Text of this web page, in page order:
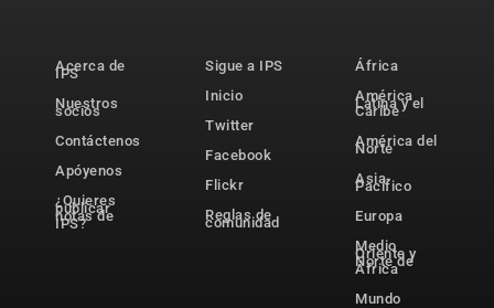
Acerca de
IPS
Nuestros
socios
Contáctenos
Apóyenos
¿Quieres
publicar
notas de
IPS?
Sigue a IPS
Inicio
Twitter
Facebook
Flickr
Reglas de
comunidad
África
América
Latina y el
Caribe
América del
Norte
Asia-
Pacífico
Europa
Medio
Oriente y
Norte de
África
Mundo